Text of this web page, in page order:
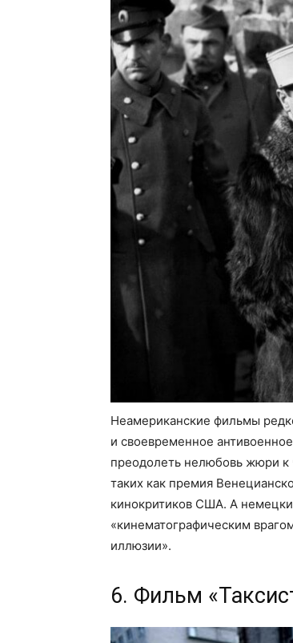
Неамериканские фильмы
и своевременное
преодолеть нелюбовь жюри к
таких как премия
кинокритиков США. А
«кинематографическим
иллюзии».
6. Фильм